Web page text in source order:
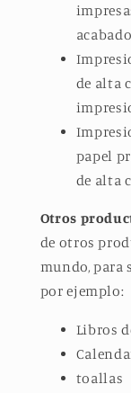
de alta
papel
de alta
Otros
de otros
mundo, para
por ejemplo:
Libros
toallas